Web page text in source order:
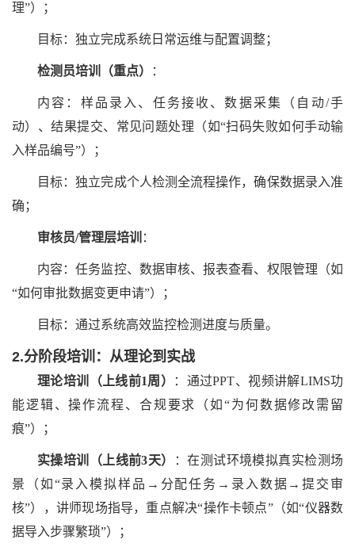
理”）；
目标：独立完成系统日常运维与配置调整；
检测员培训（重点） ：
内容：样品录入、任务接收、数据采集（自动/手
动）、结果提交、常见问题处理（如“扫码失败如何手动输
入样品编号”）；
目标：独立完成个人检测全流程操作，确保数据录入准
确；
审核员/管理层培训 ：
内容：任务监控、数据审核、报表查看、权限管理（如
“如何审批数据变更申请”）；
目标：通过系统高效监控检测进度与质量。
2.分阶段培训：从理论到实战
理论培训（上线前1周） ：通过PPT、视频讲解LIMS功
能逻辑、操作流程、合规要求（如“为何数据修改需留
痕”）；
实操培训（上线前3天）
：在测试环境模拟真实检测场
景（如 “录入模拟样品→分配任务→录入数据→提交审
核”），讲师现场指导，重点解决“操作卡顿点”（如“仪器数
据导入步骤繁琐”）；